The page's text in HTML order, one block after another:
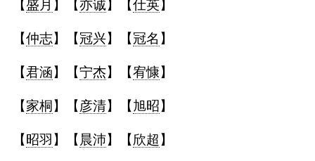
名
分
名
名【盛月 】【亦诚】【仕英】
【仲志】【冠兴】【冠名 】
【君涵】【宁杰】【宥慷】
【家桐 】【 彦清】【旭昭】
【 昭羽 】【 晨沛】【欣超 】